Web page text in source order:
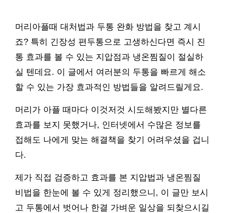
머리아플때 대처법과 두통 완화 방법을 찾고 계시
죠? 특히 긴장성 편두통으로 고생하신다면 즉시 진
통 효과를 볼 수 있는 지압점과 냉온찜질이 절실하
실 텐데요. 이 글에서 여러분의 두통을 빠르게 해소
할 수 있는 가장 효과적인 방법들을 알려드릴게요.
머리가 아플 때마다 이것저것 시도해봤지만 별다른
효과를 보지 못했거나, 인터넷에서 수많은 정보를
접해도 나에게 맞는 해결책을 찾기 어려우셨을 겁니
다.
제가 직접 검증하고 효과를 본 지압법과 냉온찜질
비법을 한눈에 볼 수 있게 정리했으니, 이 글만 보시
고 두통에서 벗어나 한결 가벼운 일상을 되찾으시길